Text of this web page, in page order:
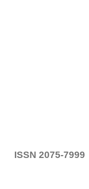
ISSN 2075-7999